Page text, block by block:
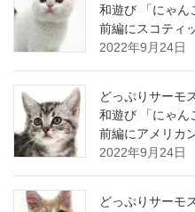
和遊び 「にゃん
前編にスコティ
2022年9月24日
どっぷりサーモ
和遊び 「にゃん
前編にアメリカ
2022年9月24日
どっぷりサーモ